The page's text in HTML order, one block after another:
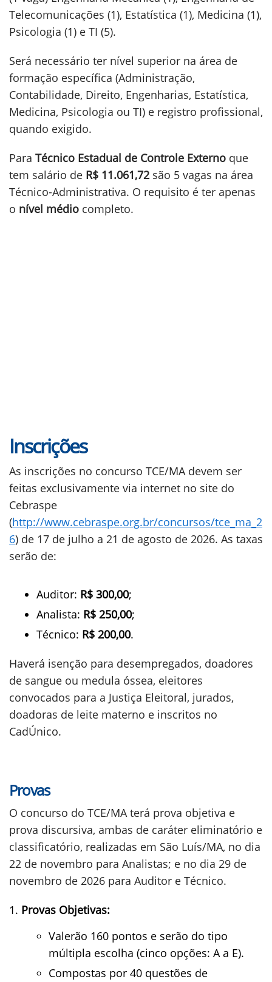
Telecomunicações (1), Estatística (1), Medicina (1),
Psicologia (1) e TI (5).
Será necessário ter nível superior na área de
formação específica (Administração,
Contabilidade, Direito, Engenharias, Estatística,
Medicina, Psicologia ou TI) e registro profissional,
quando exigido.
Para Técnico Estadual de Controle Externo que
tem salário de R$ 11.061,72 são 5 vagas na área
Técnico-Administrativa. O requisito é ter apenas
o nível médio completo.
Inscrições
As inscrições no concurso TCE/MA devem ser
feitas exclusivamente via internet no site do
Cebraspe
(http://www.cebraspe.org.br/concursos/tce_ma_2
6) de 17 de julho a 21 de agosto de 2026. As taxas
serão de:
Auditor: R$ 300,00;
Analista: R$ 250,00;
Técnico: R$ 200,00.
Haverá isenção para desempregados, doadores
de sangue ou medula óssea, eleitores
convocados para a Justiça Eleitoral, jurados,
doadoras de leite materno e inscritos no
CadÚnico.
Provas
O concurso do TCE/MA terá prova objetiva e
prova discursiva, ambas de caráter eliminatório e
classificatório, realizadas em São Luís/MA, no dia
22 de novembro para Analistas; e no dia 29 de
novembro de 2026 para Auditor e Técnico.
Provas Objetivas:
Valerão 160 pontos e serão do tipo
múltipla escolha (cinco opções: A a E).
Compostas por 40 questões de